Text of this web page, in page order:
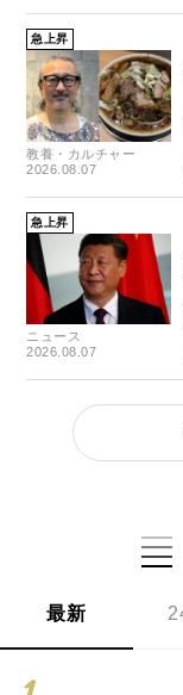
急上昇
教養・カルチャー
2026.08.07
急上昇
ニュース
2026.08.07
最新